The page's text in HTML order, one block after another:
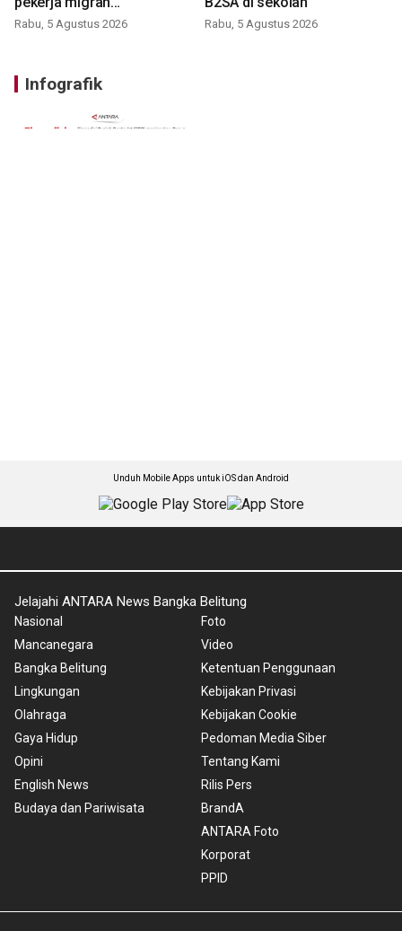
nonprosedural
Rabu, 5 Agustus 2026 Rabu, 5 Agustus 2026
Infografik
Unduh Mobile Apps untuk iOS dan Android
Jelajahi ANTARA News Bangka Belitung
Nasional
Mancanegara
Bangka Belitung
Lingkungan
Olahraga
Gaya Hidup
Opini
English News
Budaya dan Pariwisata
Foto
Video
Ketentuan Penggunaan
Kebijakan Privasi
Kebijakan Cookie
Pedoman Media Siber
Tentang Kami
Rilis Pers
BrandA
ANTARA Foto
Korporat
PPID